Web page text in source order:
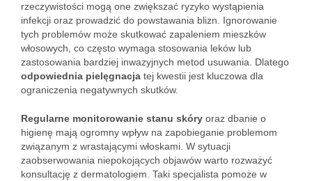
rzeczywistości mogą one zwiększać ryzyko wystąpienia
infekcji oraz prowadzić do powstawania blizn. Ignorowanie
tych problemów może skutkować zapaleniem mieszków
włosowych, co często wymaga stosowania leków lub
zastosowania bardziej inwazyjnych metod usuwania. Dlatego
odpowiednia pielęgnacja tej kwestii jest kluczowa dla
ograniczenia negatywnych skutków.
Regularne monitorowanie stanu skóry oraz dbanie o
higienę mają ogromny wpływ na zapobieganie problemom
związanym z wrastającymi włoskami. W sytuacji
zaobserwowania niepokojących objawów warto rozważyć
konsultację z dermatologiem. Taki specjalista pomoże w